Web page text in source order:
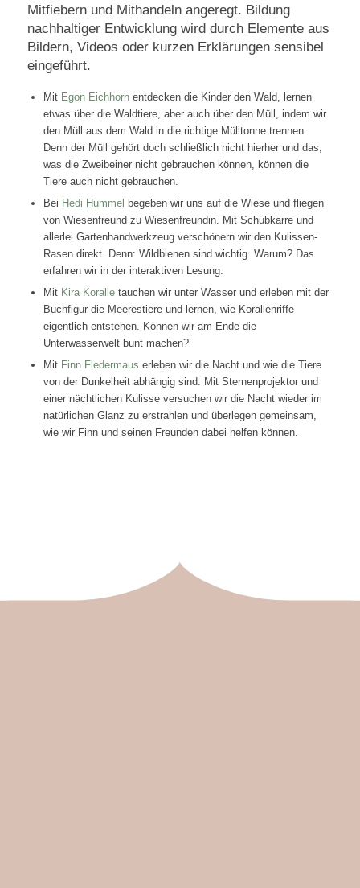
Mitfiebern und Mithandeln angeregt. Bildung
nachhaltiger Entwicklung wird durch Elemente aus
Bildern, Videos oder kurzen Erklärungen sensibel
eingeführt.
Mit Egon Eichhornentdecken die Kinder den Wald, lernen
etwas über die Waldtiere, aber auch über den Müll, indem wir
den Müll aus dem Wald in die richtige Mülltonne trennen.
Denn der Müll gehört doch schließlich nicht hierher und das,
was die Zweibeiner nicht gebrauchen können, können die
Tiere auch nicht gebrauchen.
Bei Hedi Hummel begeben wir uns auf die Wiese und fliegen
von Wiesenfreund zu Wiesenfreundin. Mit Schubkarre und
allerlei Gartenhandwerkzeug verschönern wir den Kulissen-
Rasen direkt. Denn: Wildbienen sind wichtig. Warum? Das
erfahren wir in der interaktiven Lesung.
Mit Kira Koralletauchen wir unter Wasser und erleben mit der
Buchfigur die Meerestiere und lernen, wie Korallenriffe
eigentlich entstehen. Können wir am Ende die
Unterwasserwelt bunt machen?
Mit Finn Fledermaus erleben wir die Nacht und wie die Tiere
von der Dunkelheit abhängig sind. Mit Sternenprojektor und
einer nächtlichen Kulisse versuchen wir die Nacht wieder im
natürlichen Glanz zu erstrahlen und überlegen gemeinsam,
wie wir Finn und seinen Freunden dabei helfen können.